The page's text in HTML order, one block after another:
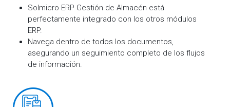
Solmicro ERP Gestión de Almacén está
perfectamente integrado con los otros módulos
ERP.
Navega dentro de todos los documentos,
asegurando un seguimiento completo de los flujos
de información.